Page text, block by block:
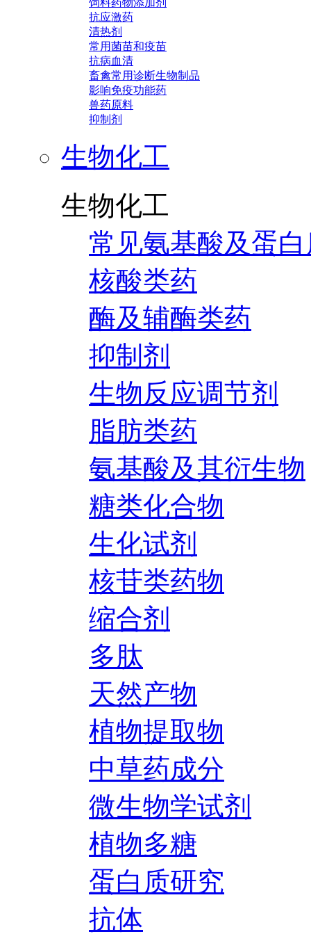
饲料药物添加剂
抗应激药
清热剂
常用菌苗和疫苗
抗病血清
畜禽常用诊断生物制品
影响免疫功能药
兽药原料
抑制剂
生物化工
生物化工
常见氨基酸及蛋
核酸类药
酶及辅酶类药
抑制剂
生物反应调节剂
脂肪类药
氨基酸及其衍生物
糖类化合物
生化试剂
核苷类药物
缩合剂
多肽
天然产物
植物提取物
中草药成分
微生物学试剂
植物多糖
蛋白质研究
抗体